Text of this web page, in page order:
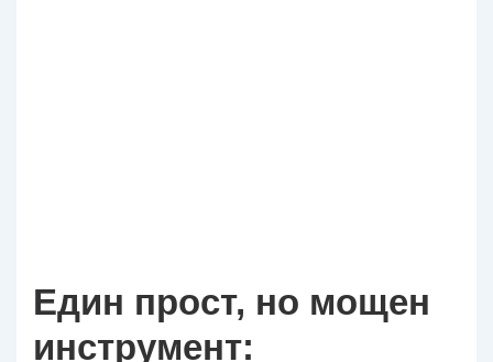
Един прост, но мощен
инструмент: